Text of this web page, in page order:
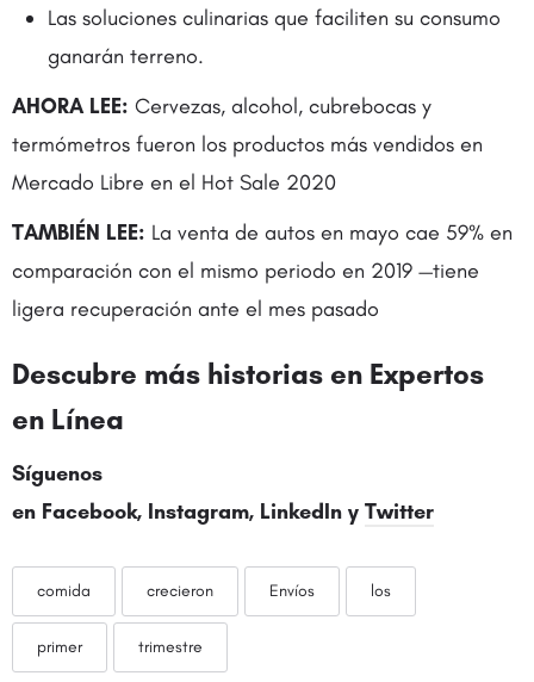
Las soluciones culinarias que faciliten su consumo
ganarán terreno.
AHORA LEE: Cervezas, alcohol, cubrebocas y
termómetros fueron los productos más vendidos en
Mercado Libre en el Hot Sale 2020
TAMBIÉN LEE: La venta de autos en mayo cae 59% en
comparación con el mismo periodo en 2019 —tiene
ligera recuperación ante el mes pasado
Descubre más historias en Expertos
en Línea
Síguenos
en Facebook, Instagram, LinkedIn y Twitter
comida crecieron Envíos los
primer trimestre